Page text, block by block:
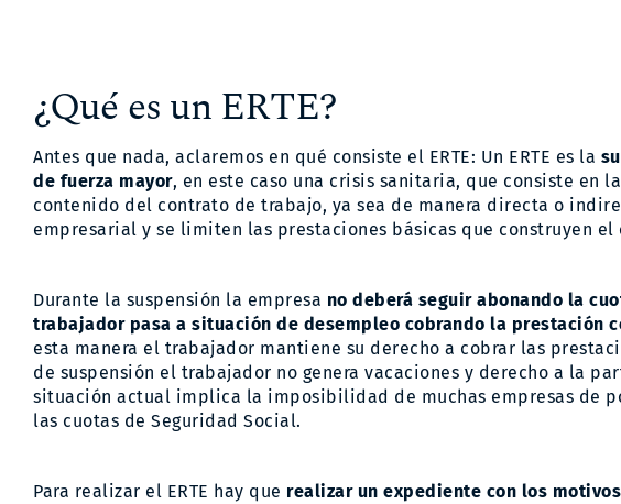
¿Qué es un ERTE?
Antes que nada, aclaremos en qué consiste el ERTE: Un ERTE es la
de fuerza mayor, en este caso una crisis sanitaria, que consiste en
contenido del contrato de trabajo, ya sea de manera directa o
empresarial y se limiten las prestaciones básicas que construyen
Durante la suspensión la empresa no deberá seguir abonando la
trabajador pasa a situación de desempleo cobrando la prestación
esta manera el trabajador mantiene su derecho a cobrar las
de suspensión el trabajador no genera vacaciones y derecho a la
situación actual implica la imposibilidad de muchas empresas de
las cuotas de Seguridad Social.
Para realizar el ERTE hay que realizar un expediente con los